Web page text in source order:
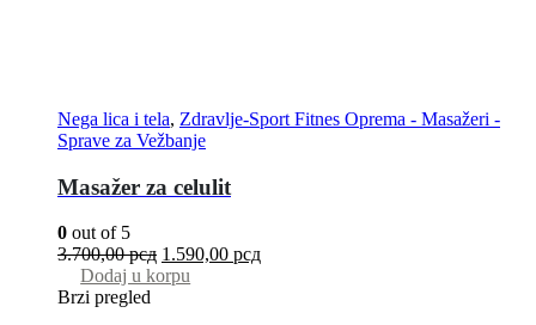
Nega lica i tela, Zdravlje-Sport Fitnes Oprema - Masažeri -
Sprave za Vežbanje
Masažer za celulit
0 out of 5
3.700,00рсд 1.590,00 рсд
Dodaj u korpu
Brzi pregled